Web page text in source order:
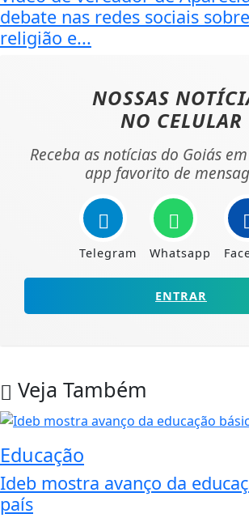
debate nas redes sociais
religião e...
NOSSAS
NO CELULAR
Receba as notícias do Goiás
app favorito de
Telegram Whatsapp
ENTRAR
Veja Também
Educação
Ideb mostra avanço da
país